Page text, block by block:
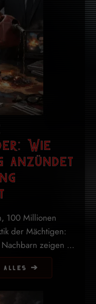
Wie
anzündet
100 Millionen
der Mächtigen:
zeigen ...
alles ➔